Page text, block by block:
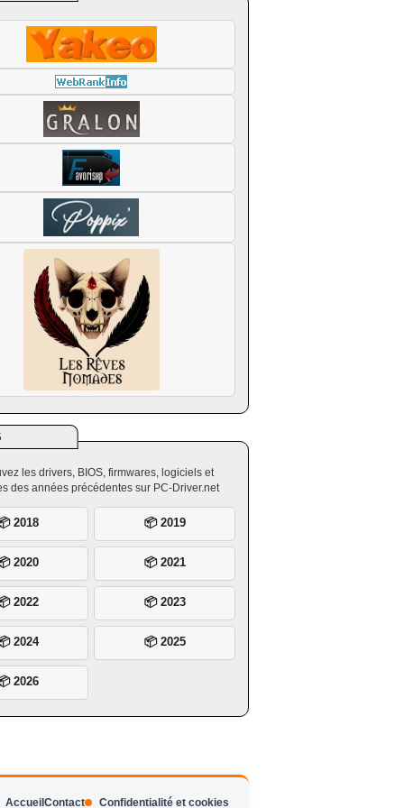
les drivers, BIOS, firmwares, logiciels et
des années précédentes sur PC-Driver.net
2018 📦 2019
2020 📦 2021
2022 📦 2023
2024 📦 2025
2026
Accueil Contact Confidentialité et cookies